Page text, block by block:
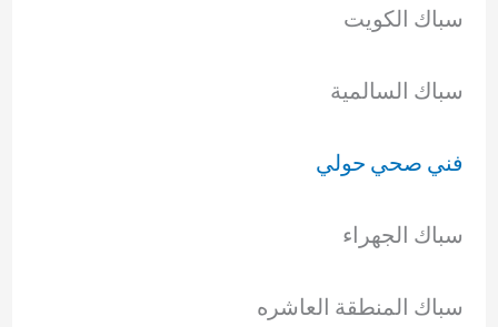
سباك الكويت
سباك السالمية
فني صحي حولي
سباك الجهراء
سباك المنطقة العاشره